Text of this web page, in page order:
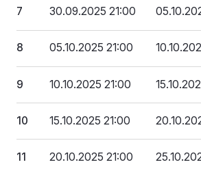
7 30.09.2025 21:00
8 05.10.2025 21:00
9 10.10.2025 21:00
10 15.10.2025 21:00
11 20.10.2025 21:00